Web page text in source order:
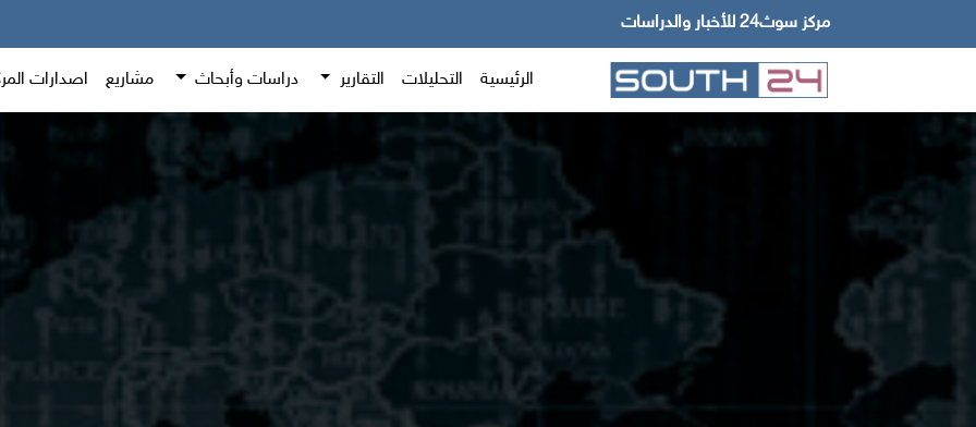
مركز سوث24 للأخبار والدراسات
الرئيسية التحليلات التقارير دراسات وأبحاث مشاريع اصدارات